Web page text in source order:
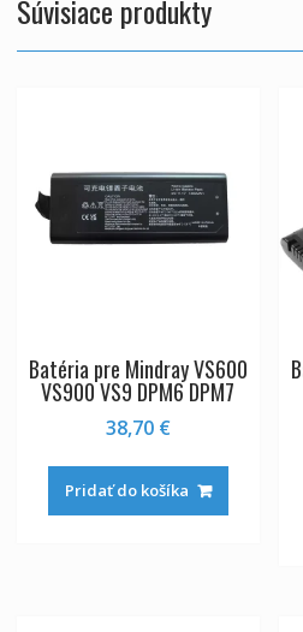
Súvisiace produkty
Batéria pre Mindray VS600
VS900 VS9 DPM6 DPM7
38,70 €
Pridať do košíka